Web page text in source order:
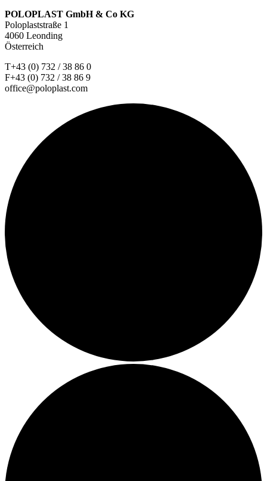
POLOPLAST GmbH & Co KG
Poloplaststraße 1
4060 Leonding
Österreich
T+43 (0) 732 / 38 86 0
F+43 (0) 732 / 38 86 9
office@poloplast.com